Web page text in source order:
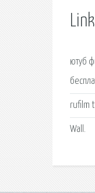
ютуб
rufilm
Wall.